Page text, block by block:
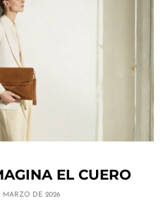
EL CUERO
MARZO DE 2026